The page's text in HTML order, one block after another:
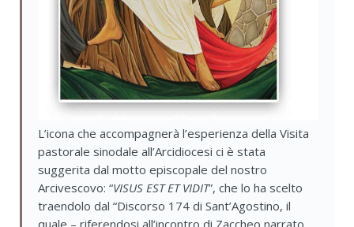
L’icona che accompagnerà l’esperienza della Visita
pastorale sinodale all’Arcidiocesi ci è stata
suggerita dal motto episcopale del nostro
Arcivescovo: “VISUS EST ET VIDIT”, che lo ha scelto
traendolo dal “Discorso 174 di Sant’Agostino, il
quale – riferendosi all’incontro di Zaccheo narrato